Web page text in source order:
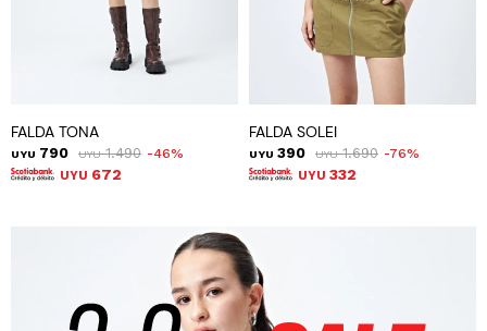
FALDA TONA
UYU 790 UYU 1.490 46
UYU 672
FALDA SOLEI
UYU 390 UYU 1.690 76
UYU 332